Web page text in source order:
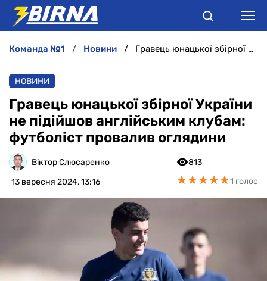
АНАЛІТИКА
ІНТЕРВ'Ю
РІЗНЕ
БУКМЕКЕРИ
команда №1 новини Гравець юнацької збірної України не підійшов англійським клубам: футболіст провалив оглядини
НОВИНИ
Гравець юнацької збірної України
не підійшов англійським клубам:
футболіст провалив оглядини
Віктор Слюсаренко
13 вересня 2024, 13:16
813
★★★★★
★★★★★1 голос